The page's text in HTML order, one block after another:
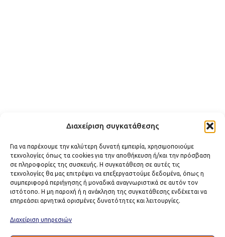
Διαχείριση συγκατάθεσης
Για να παρέχουμε την καλύτερη δυνατή εμπειρία, χρησιμοποιούμε
τεχνολογίες όπως τα cookies για την αποθήκευση ή/και την πρόσβαση
σε πληροφορίες της συσκευής. Η συγκατάθεση σε αυτές τις
τεχνολογίες θα μας επιτρέψει να επεξεργαστούμε δεδομένα, όπως η
συμπεριφορά περιήγησης ή μοναδικά αναγνωριστικά σε αυτόν τον
ιστότοπο. Η μη παροχή ή η ανάκληση της συγκατάθεσης ενδέχεται να
επηρεάσει αρνητικά ορισμένες δυνατότητες και λειτουργίες.
Διαχείριση υπηρεσιών